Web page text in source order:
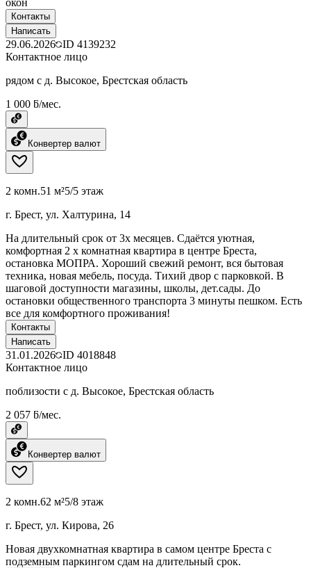
Контакты
Написать
29.06.2026 ID 4139232
Контактное лицо
рядом с д. Высокое, Брестская область
1 000 ƃ/мес.
Конвертер валют
2 комн.51 м²5/5 этаж
г. Брест, ул. Халтурина, 14
На длительный срок от 3х месяцев. Сдаётся уютная,
комфортная 2 х комнатная квартира в центре Бреста,
остановка МОПРА. Хороший свежий ремонт, вся бытовая
техника, новая мебель, посуда. Тихий двор с парковкой. В
шаговой доступности магазины, школы, дет.сады. До
остановки общественного транспорта 3 минуты пешком. Есть
все для комфортного проживания!
Контакты
Написать
31.01.2026 ID 4018848
Контактное лицо
поблизости с д. Высокое, Брестская область
2 057 ƃ/мес.
Конвертер валют
2 комн.62 м²5/8 этаж
г. Брест, ул. Кирова, 26
Новая двухкомнатная квартира в самом центре Бреста с
подземным паркингом сдам на длительный срок.